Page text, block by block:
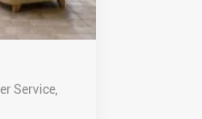
Service